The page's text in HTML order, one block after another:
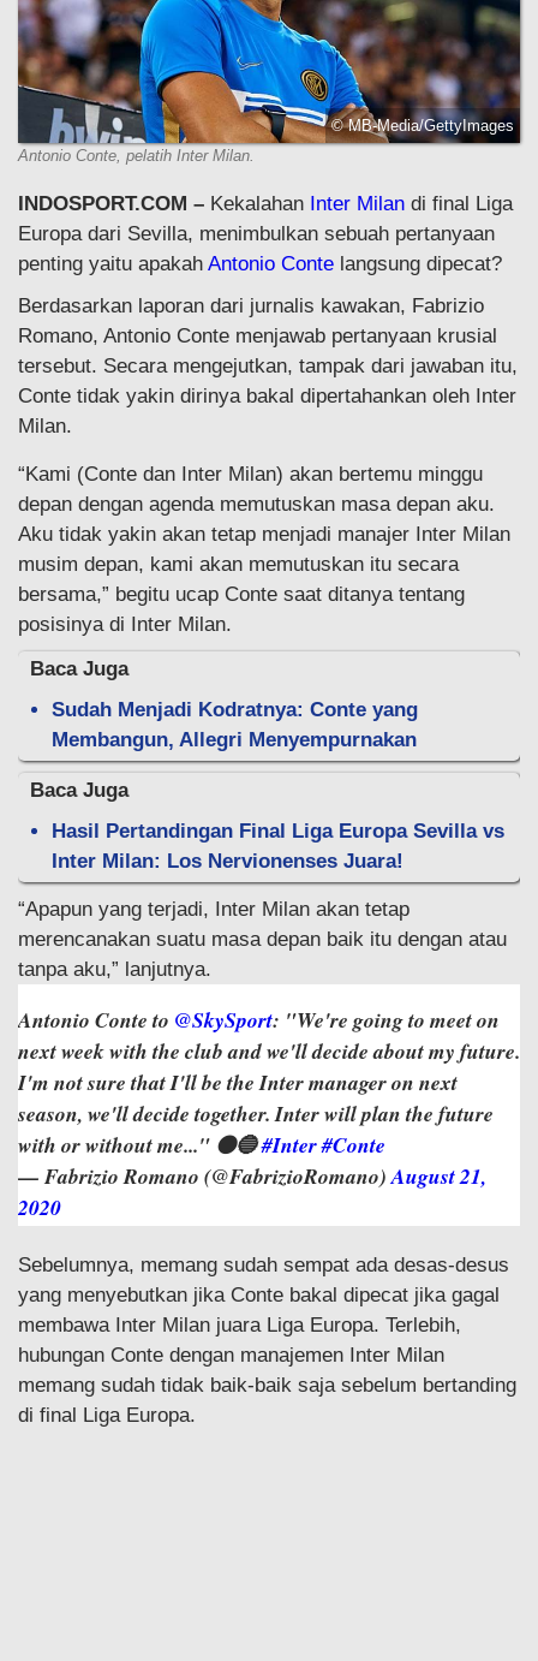
© MB-Media/GettyImages
Antonio Conte, pelatih Inter Milan.
INDOSPORT.COM – Kekalahan Inter Milan di final Liga
Europa dari Sevilla, menimbulkan sebuah pertanyaan
penting yaitu apakah Antonio Conte langsung dipecat?
Berdasarkan laporan dari jurnalis kawakan, Fabrizio
Romano, Antonio Conte menjawab pertanyaan krusial
tersebut. Secara mengejutkan, tampak dari jawaban itu,
Conte tidak yakin dirinya bakal dipertahankan oleh Inter
Milan.
“Kami (Conte dan Inter Milan) akan bertemu minggu
depan dengan agenda memutuskan masa depan aku.
Aku tidak yakin akan tetap menjadi manajer Inter Milan
musim depan, kami akan memutuskan itu secara
bersama,” begitu ucap Conte saat ditanya tentang
posisinya di Inter Milan.
Baca Juga
Sudah Menjadi Kodratnya: Conte yang
Membangun, Allegri Menyempurnakan
Baca Juga
Hasil Pertandingan Final Liga Europa Sevilla vs
Inter Milan: Los Nervionenses Juara!
“Apapun yang terjadi, Inter Milan akan tetap
merencanakan suatu masa depan baik itu dengan atau
tanpa aku,” lanjutnya.
Antonio Conte to @SkySport: "We're going to meet on
next week with the club and we'll decide about my future.
I'm not sure that I'll be the Inter manager on next
season, we'll decide together. Inter will plan the future
with or without me..." ⚫️🔵#Inter#Conte
— Fabrizio Romano (@FabrizioRomano)August 21,
2020
Sebelumnya, memang sudah sempat ada desas-desus
yang menyebutkan jika Conte bakal dipecat jika gagal
membawa Inter Milan juara Liga Europa. Terlebih,
hubungan Conte dengan manajemen Inter Milan
memang sudah tidak baik-baik saja sebelum bertanding
di final Liga Europa.